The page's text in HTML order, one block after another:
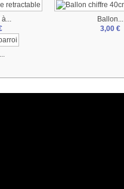
Ballon...
3,00 €